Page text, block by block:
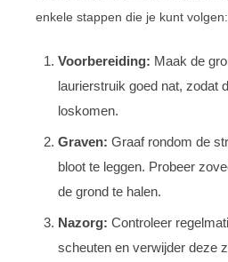
enkele stappen die je kunt volgen:
Voorbereiding: Maak de
laurierstruik goed nat, zodat
loskomen.
Graven: Graaf rondom de
bloot te leggen. Probeer
de grond te halen.
Nazorg: Controleer
scheuten en verwijder deze